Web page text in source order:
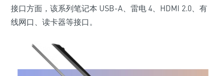
接口方面，该系列笔记本 USB-A、雷电 4、HDMI 2.0、有
线网口、读卡器等接口。